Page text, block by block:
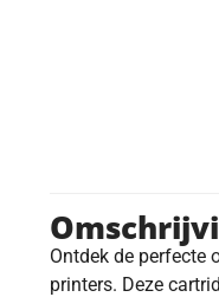
Ontdek de perfecte
printers. Deze